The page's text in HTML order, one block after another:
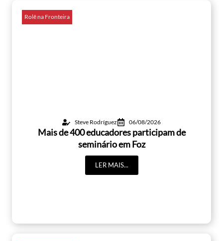
Rolê na Fronteira
Steve Rodríguez 06/08/2026
Mais de 400 educadores participam de
seminário em Foz
LER MAIS...